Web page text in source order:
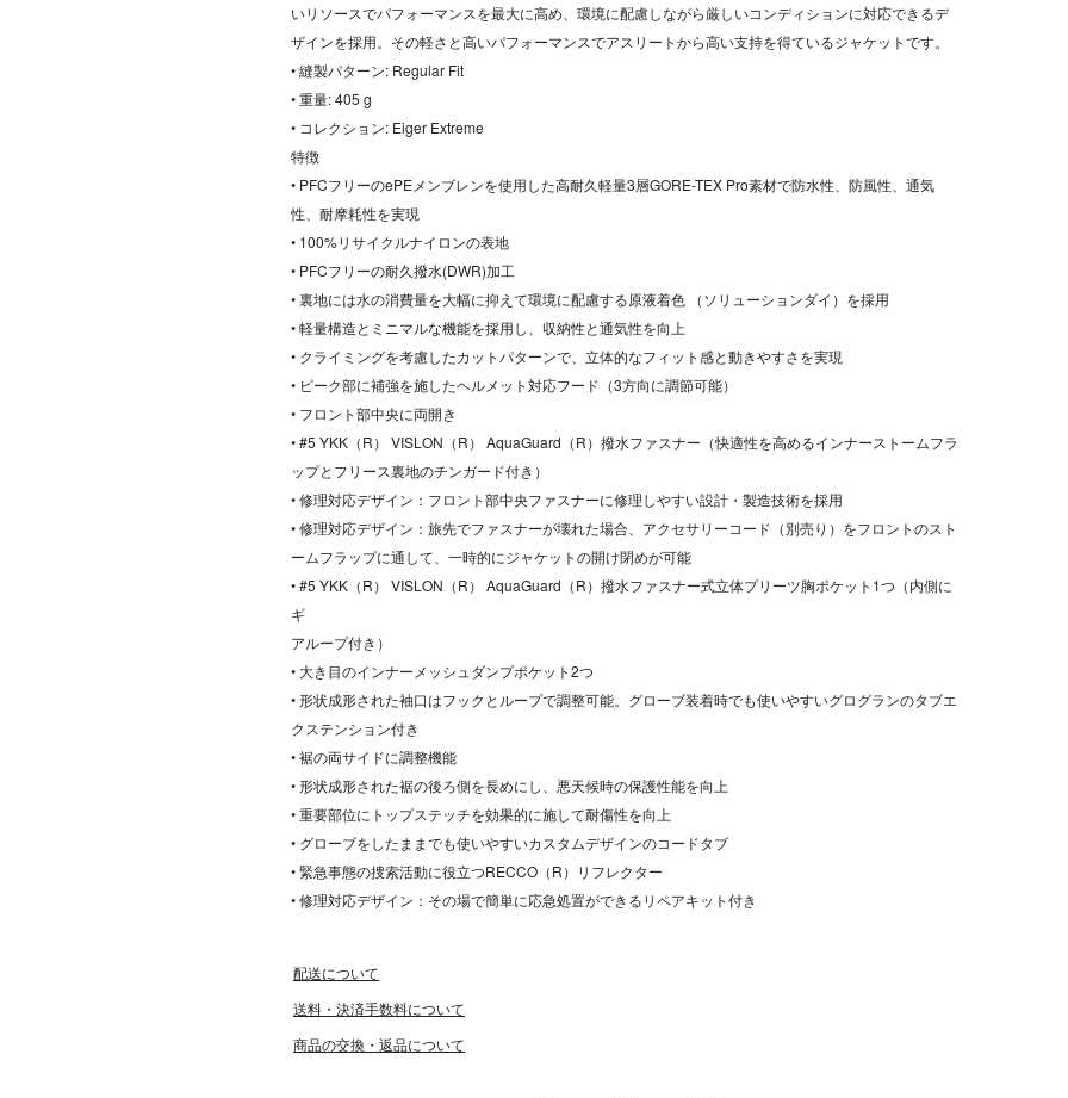
いリソースでパフォーマンスを最大に高め、環境に配慮しながら厳しいコンディションに対応できるデ
ザインを採用。その軽さと高いパフォーマンスでアスリートから高い支持を得ているジャケットです。
• 縫製パターン: Regular Fit
• 重量: 405 g
• コレクション: Eiger Extreme
特徴
• PFCフリーのePEメンブレンを使用した高耐久軽量3層GORE-TEX Pro素材で防水性、防風性、通気
性、耐摩耗性を実現
• 100%リサイクルナイロンの表地
• PFCフリーの耐久撥水(DWR)加工
• 裏地には水の消費量を大幅に抑えて環境に配慮する原液着色 （ソリューションダイ）を採用
• 軽量構造とミニマルな機能を採用し、収納性と通気性を向上
• クライミングを考慮したカットパターンで、立体的なフィット感と動きやすさを実現
• ピーク部に補強を施したヘルメット対応フード（3方向に調節可能）
• フロント部中央に両開き
• #5 YKK（R） VISLON（R） AquaGuard（R）撥水ファスナー（快適性を高めるインナーストームフラ
ップとフリース裏地のチンガード付き）
• 修理対応デザイン：フロント部中央ファスナーに修理しやすい設計・製造技術を採用
• 修理対応デザイン：旅先でファスナーが壊れた場合、アクセサリーコード（別売り）をフロントのスト
ームフラップに通して、一時的にジャケットの開け閉めが可能
• #5 YKK（R） VISLON（R） AquaGuard（R）撥水ファスナー式立体プリーツ胸ポケット1つ（内側に
ギ
アループ付き）
• 大き目のインナーメッシュダンプポケット2つ
• 形状成形された袖口はフックとループで調整可能。グローブ装着時でも使いやすいグログランのタブエ
クステンション付き
• 裾の両サイドに調整機能
• 形状成形された裾の後ろ側を長めにし、悪天候時の保護性能を向上
• 重要部位にトップステッチを効果的に施して耐傷性を向上
• グローブをしたままでも使いやすいカスタムデザインのコードタブ
• 緊急事態の捜索活動に役立つRECCO（R）リフレクター
• 修理対応デザイン：その場で簡単に応急処置ができるリペアキット付き
配送について
送料・決済手数料について
商品の交換・返品について